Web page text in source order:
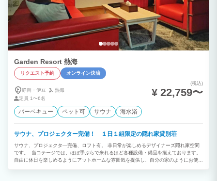
Garden Resort 熱海
リクエスト予約 オンライン決済
静岡・伊豆
熱海
定員 1〜6名
(税込)
¥ 22,759〜
バーベキュー ペット可 サウナ 海水浴
サウナ、プロジェクター完備！ １日１組限定の隠れ家貸別荘
サウナ、プロジェクタ―完備、ロフト有。 非日常が楽しめるデザイナーズ隠れ家空間
です。 当コテージでは、ほぼ手ぶらで来れるほど各種設備・備品を揃えております。
自由に休日を楽しめるようにアットホームな雰囲気を提供し、自分の家のようにお使い